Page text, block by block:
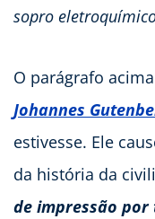
sopro
O parágrafo
Johannes
estivesse. Ele
da história da
de impressão por